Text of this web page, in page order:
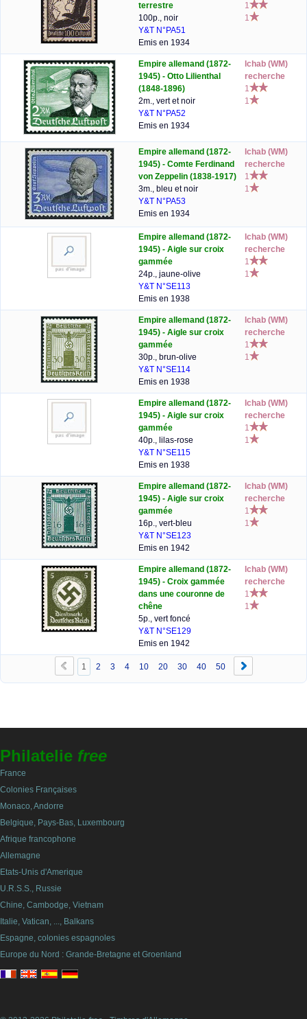
terrestre
100p., noir
Y&T N°PA51
Emis en 1934
1
1
Empire allemand (1872-
1945) - Otto Lilienthal
(1848-1896)
2m., vert et noir
Y&T N°PA52
Emis en 1934
lchab (WM)
recherche
1
1
Empire allemand (1872-
1945) - Comte Ferdinand
von Zeppelin (1838-1917)
3m., bleu et noir
Y&T N°PA53
Emis en 1934
lchab (WM)
recherche
1
1
Empire allemand (1872-
1945) - Aigle sur croix
gammée
24p., jaune-olive
Y&T N°SE113
Emis en 1938
lchab (WM)
recherche
1
1
Empire allemand (1872-
1945) - Aigle sur croix
gammée
30p., brun-olive
Y&T N°SE114
Emis en 1938
lchab (WM)
recherche
1
1
Empire allemand (1872-
1945) - Aigle sur croix
gammée
40p., lilas-rose
Y&T N°SE115
Emis en 1938
lchab (WM)
recherche
1
1
Empire allemand (1872-
1945) - Aigle sur croix
gammée
16p., vert-bleu
Y&T N°SE123
Emis en 1942
lchab (WM)
recherche
1
1
Empire allemand (1872-
1945) - Croix gammée
dans une couronne de
chêne
5p., vert foncé
Y&T N°SE129
Emis en 1942
lchab (WM)
recherche
1
1
1 2 3 4 10 20 30 40 50
Philatelie free
France
Colonies Françaises
Monaco, Andorre
Belgique, Pays-Bas, Luxembourg
Afrique francophone
Allemagne
Etats-Unis d'Amerique
U.R.S.S., Russie
Chine, Cambodge, Vietnam
Italie, Vatican, ..., Balkans
Espagne, colonies espagnoles
Europe du Nord : Grande-Bretagne et Groenland